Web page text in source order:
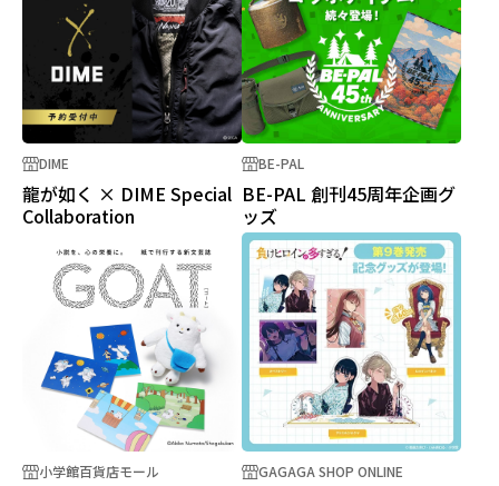
DIME
龍が如く × DIME Special
Collaboration
BE-PAL
BE-PAL 創刊45周年企画グ
ッズ
小学館百貨店モール GAGAGA SHOP ONLINE